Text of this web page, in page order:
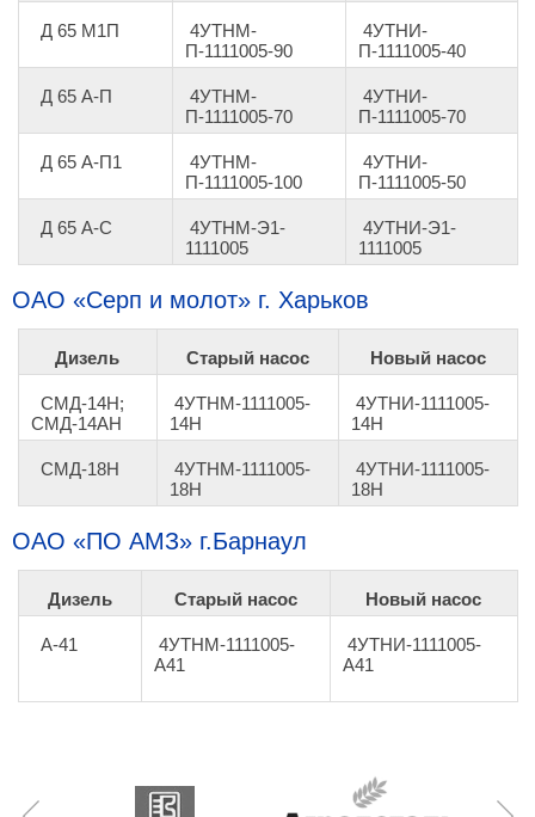
Д 65 М1П
4УТНМ-
П-1111005-90
4УТНИ-
П-1111005-40
Д 65 А-П
4УТНМ-
П-1111005-70
4УТНИ-
П-1111005-70
Д 65 А-П1
4УТНМ-
П-1111005-100
4УТНИ-
П-1111005-50
Д 65 А-С
4УТНМ-Э1-
1111005
4УТНИ-Э1-
1111005
ОАО «Серп и молот» г. Харьков
Дизель Старый насос Новый насос
СМД-14Н;
СМД-14АН
4УТНМ-1111005-
14Н
4УТНИ-1111005-
14Н
СМД-18Н
4УТНМ-1111005-
18Н
4УТНИ-1111005-
18Н
ОАО «ПО АМЗ» г.Барнаул
Дизель Старый насос Новый насос
А-41
4УТНМ-1111005-
А41
4УТНИ-1111005-
А41